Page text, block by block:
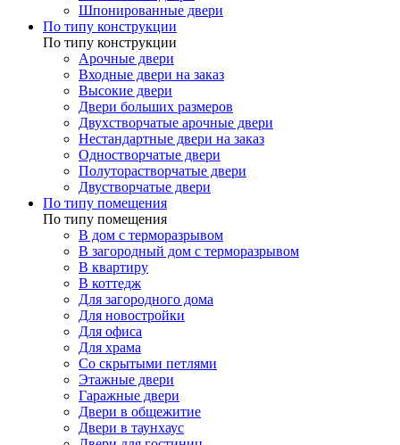
Шпонированные двери
По типу конструкции
По типу конструкции
Арочные двери
Входные двери на заказ
Высокие двери
Двери больших размеров
Двухстворчатые арочные двери
Нестандартные двери на заказ
Одностворчатые двери
Полуторастворчатые двери
Двустворчатые двери
По типу помещения
По типу помещения
В дом с терморазрывом
В загородный дом с терморазрывом
В квартиру
В коттедж
Для загородного дома
Для новостройки
Для офиса
Для храма
Со скрытыми петлями
Этажные двери
Гаражные двери
Двери в общежитие
Двери в таунхаус